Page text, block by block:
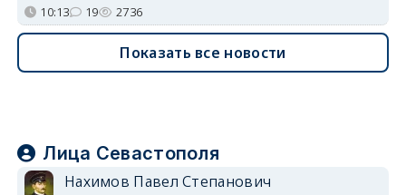
10:13 19 2736
Показать все новости
Лица Севастополя
Нахимов Павел Степанович